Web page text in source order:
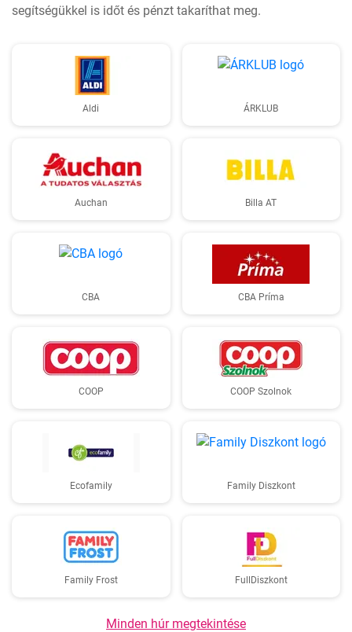
segítségükkel is időt és pénzt takaríthat meg.
Aldi ÁRKLUB
Auchan Billa AT
CBA CBA Príma
COOP COOP Szolnok
Ecofamily Family Diszkont
Family Frost FullDiszkont
Minden húr megtekintése